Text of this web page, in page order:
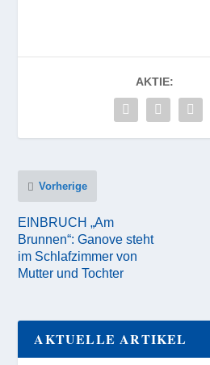
AKTIE:
Vorherige
EINBRUCH „Am
Brunnen“: Ganove steht
im Schlafzimmer von
Mutter und Tochter
AKTUELLE ARTIKEL